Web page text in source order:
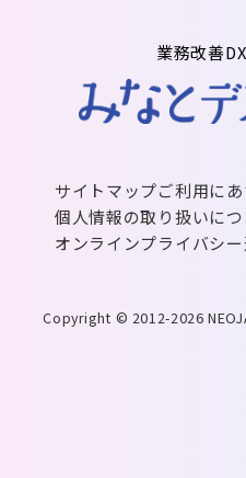
業務改善
サイトマップご利用に
個人情報の取り扱いに
オンラインプライバシ
Copyright © 2012-2026